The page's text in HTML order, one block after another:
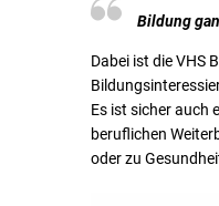
Bildung
Dabei ist die VHS
Es ist sicher auch
beruflichen
oder zu